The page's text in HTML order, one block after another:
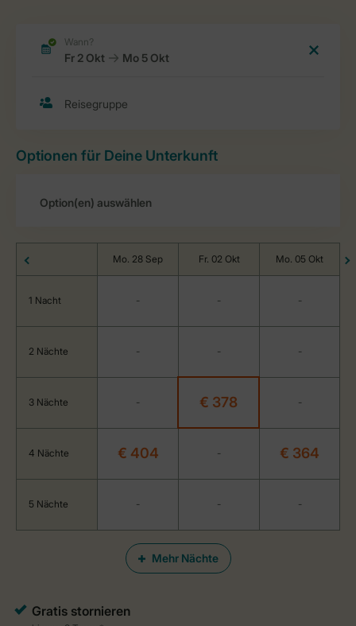
Optionen für Deine Unterkunft
Mehr Nächte
Mo. 28 Sep Fr. 02 Okt Mo. 05 Okt
1 Nacht - - -
2 Nächte - - -
3 Nächte - € 378 -
4 Nächte € 404 - € 364
5 Nächte - - -